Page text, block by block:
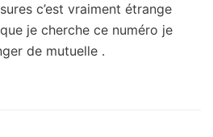
c’est vraiment étrange
je cherche ce numéro je
de mutuelle .